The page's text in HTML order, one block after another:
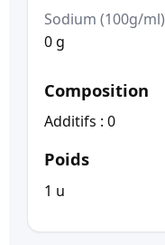
Sodium (100g/ml)
0 g
Composition
Additifs : 0
Poids
1 u